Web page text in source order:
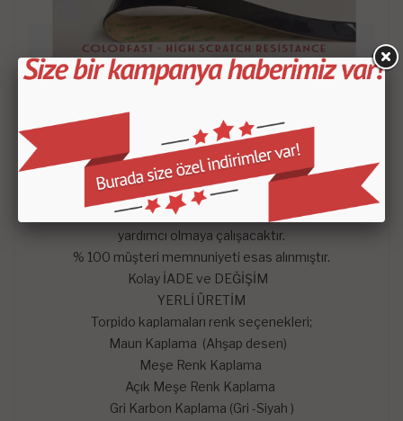
- Satın aldığınız setin içeriği KROKİDE belirtilen
-Mars Cockpit Designgarantisini taşımaktadır.
Hangi satış pazarında olursa olsun çekinmeden dilediğiniz
sorularını mağazaya soru sor kısmından sorularınızı
sorabilirsiniz. En kısa zaman da konusunda uzman
arkadaşlarımız tarafından memnuniyetle yanıtlayıp sizlere
yardımcı olmaya çalışacaktır.
% 100 müşteri memnuniyeti esas alınmıştır.
Kolay İADE ve DEĞİŞİM
YERLİ ÜRETİM
Torpido kaplamaları renk seçenekleri;
Maun Kaplama (Ahşap desen)
Meşe Renk Kaplama
Açık Meşe Renk Kaplama
Gri Karbon Kaplama (Gri -Siyah )